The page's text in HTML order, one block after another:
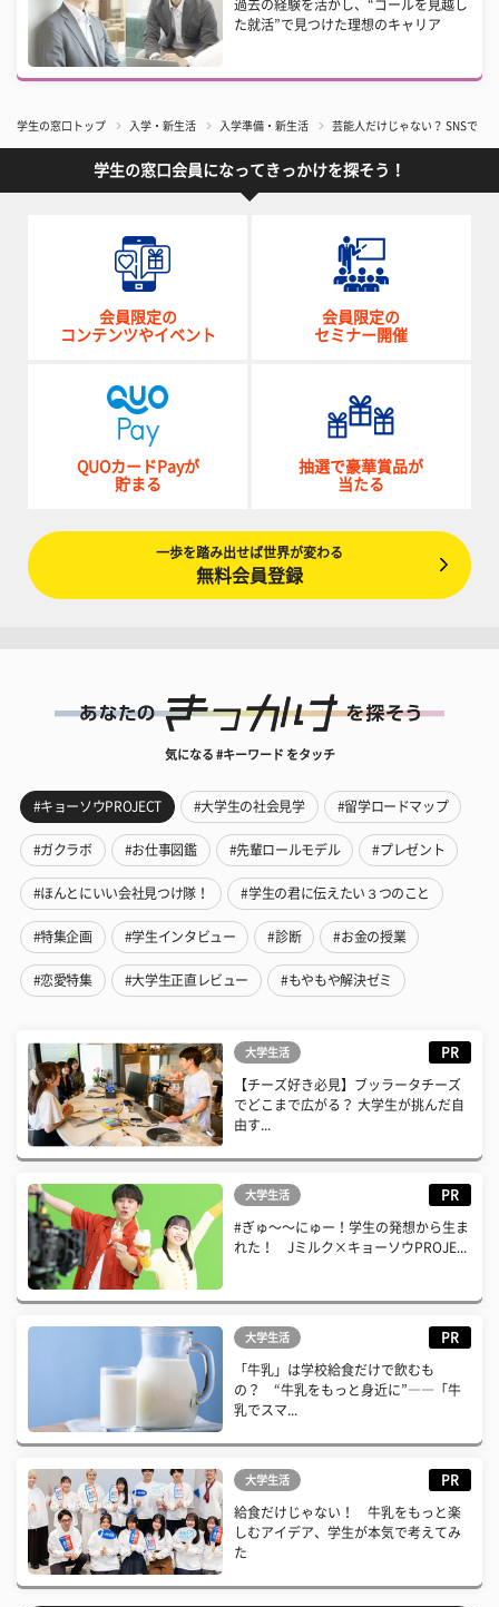
過去の経験を活かし、“ゴールを見越し
た就活”で見つけた理想のキャリア
学生の窓口トップ 入学・新生活 入学準備・新生活 芸能人だけじゃない？ SNSで「
学生の窓口会員になってきっかけを探そう！
会員限定の
コンテンツやイベント
会員限定の
セミナー開催
QUOカードPayが
貯まる
抽選で豪華賞品が
当たる
一歩を踏み出せば世界が変わる
無料会員登録
気になる #キーワード をタッチ
#キョーソウPROJECT #大学生の社会見学 #留学ロードマップ
#ガクラボ #お仕事図鑑 #先輩ロールモデル #プレゼント
#ほんとにいい会社見つけ隊！ #学生の君に伝えたい３つのこと
#特集企画 #学生インタビュー #診断 #お金の授業
#恋愛特集 #大学生正直レビュー #もやもや解決ゼミ
大学生活 PR
【チーズ好き必見】ブッラータチーズ
でどこまで広がる？ 大学生が挑んだ自
由す...
大学生活 PR
#ぎゅ〜〜にゅー！学生の発想から生ま
れた！ Jミルク×キョーソウPROJE...
大学生活 PR
「牛乳」は学校給食だけで飲むも
の？ “牛乳をもっと身近に”――「牛
乳でスマ...
大学生活 PR
給食だけじゃない！ 牛乳をもっと楽
しむアイデア、学生が本気で考えてみ
た